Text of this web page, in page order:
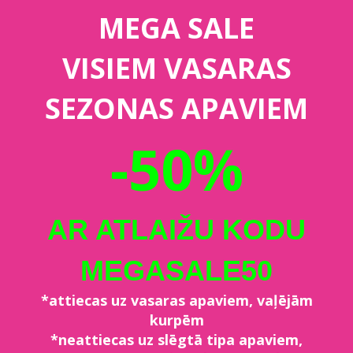
MEGA SALE
VISIEM VASARAS
SEZONAS APAVIEM
-50%
AR ATLAIŽU KODU
MEGASALE50
*attiecas uz vasaras apaviem, vaļējām
kurpēm
*neattiecas uz slēgtā tipa apaviem,